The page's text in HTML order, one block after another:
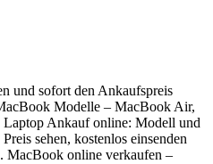
und sofort den Ankaufspreis
Modelle – MacBook Air,
Ankauf online: Modell und
sehen, kostenlos einsenden
MacBook online verkaufen –